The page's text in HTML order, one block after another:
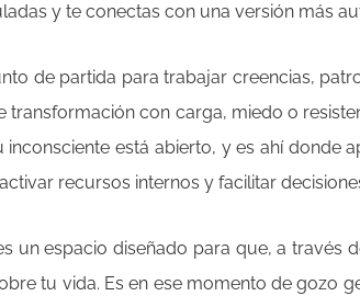
y te conectas con una versión más
de partida para trabajar creencias,
con carga, miedo o
está abierto, y es ahí donde
recursos internos y facilitar
un espacio diseñado para que, a
tu vida. Es en ese momento de gozo